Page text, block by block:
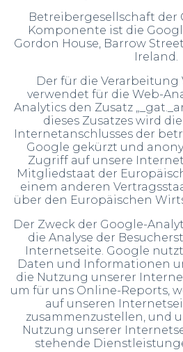
Betreibergesellschaft der
Komponente ist die
Gordon House, Barrow
Ireland.
Der für die
verwendet für die Web-
Analytics den Zusatz
dieses Zusatzes wird
Internetanschlusses der
Google gekürzt und
Zugriff auf unsere
Mitgliedstaat der
einem anderen
über den Europäischen
Der Zweck der Google-
die Analyse der
Internetseite. Google
Daten und Informationen
die Nutzung unserer
um für uns Online-Reports,
auf unseren
zusammenzustellen, und
Nutzung unserer
stehende